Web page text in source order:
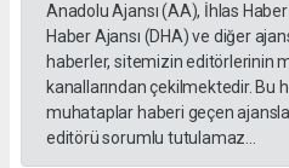
Anadolu Ajansı (AA), İhlas
Haber Ajansı (DHA) ve diğer
haberler, sitemizin editörlerinin
kanallarından çekilmektedir. Bu
muhataplar haberi geçen
editörü sorumlu tutulamaz...